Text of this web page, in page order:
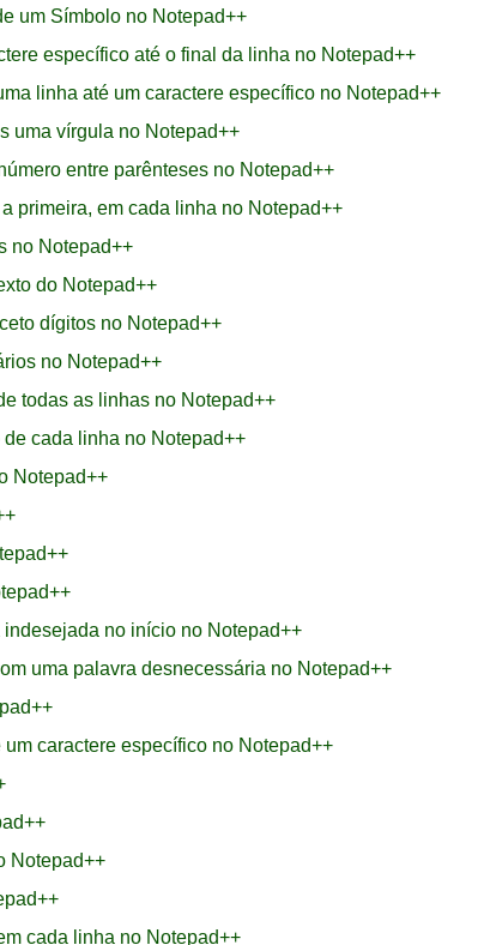
um Símbolo no Notepad++
específico até o final da linha no Notepad++
linha até um caractere específico no Notepad++
uma vírgula no Notepad++
entre parênteses no Notepad++
primeira, em cada linha no Notepad++
no Notepad++
do Notepad++
dígitos no Notepad++
no Notepad++
todas as linhas no Notepad++
cada linha no Notepad++
Notepad++
no início no Notepad++
uma palavra desnecessária no Notepad++
caractere específico no Notepad++
Notepad++
cada linha no Notepad++